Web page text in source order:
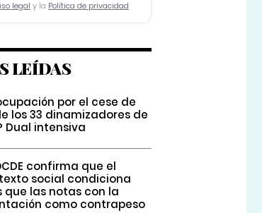
legal y la Política de privacidad
LEÍDAS
por el cese de
los 33 dinamizadores de
Dual intensiva
confirma que el
social condiciona
que las notas con la
como contrapeso